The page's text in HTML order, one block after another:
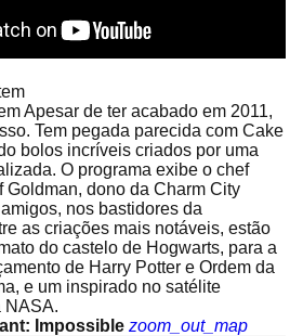
Apesar de ter acabado em 2011,
Tem pegada parecida com Cake
bolos incríveis criados por uma
O programa exibe o chef
Goldman, dono da Charm City
nos bastidores da
as criações mais notáveis, estão
do castelo de Hogwarts, para a
de Harry Potter e Ordem da
e um inspirado no satélite
NASA.
Impossible zoom_out_map